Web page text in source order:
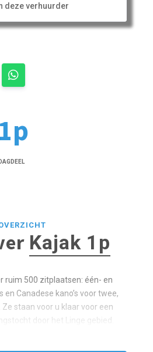
deze verhuurder
Kajak 1p
ruim 500 zitplaatsen: één- en
Canadese kano’s voor twee,
Ze staan voor u klaar voor een
door het Linge gebied.